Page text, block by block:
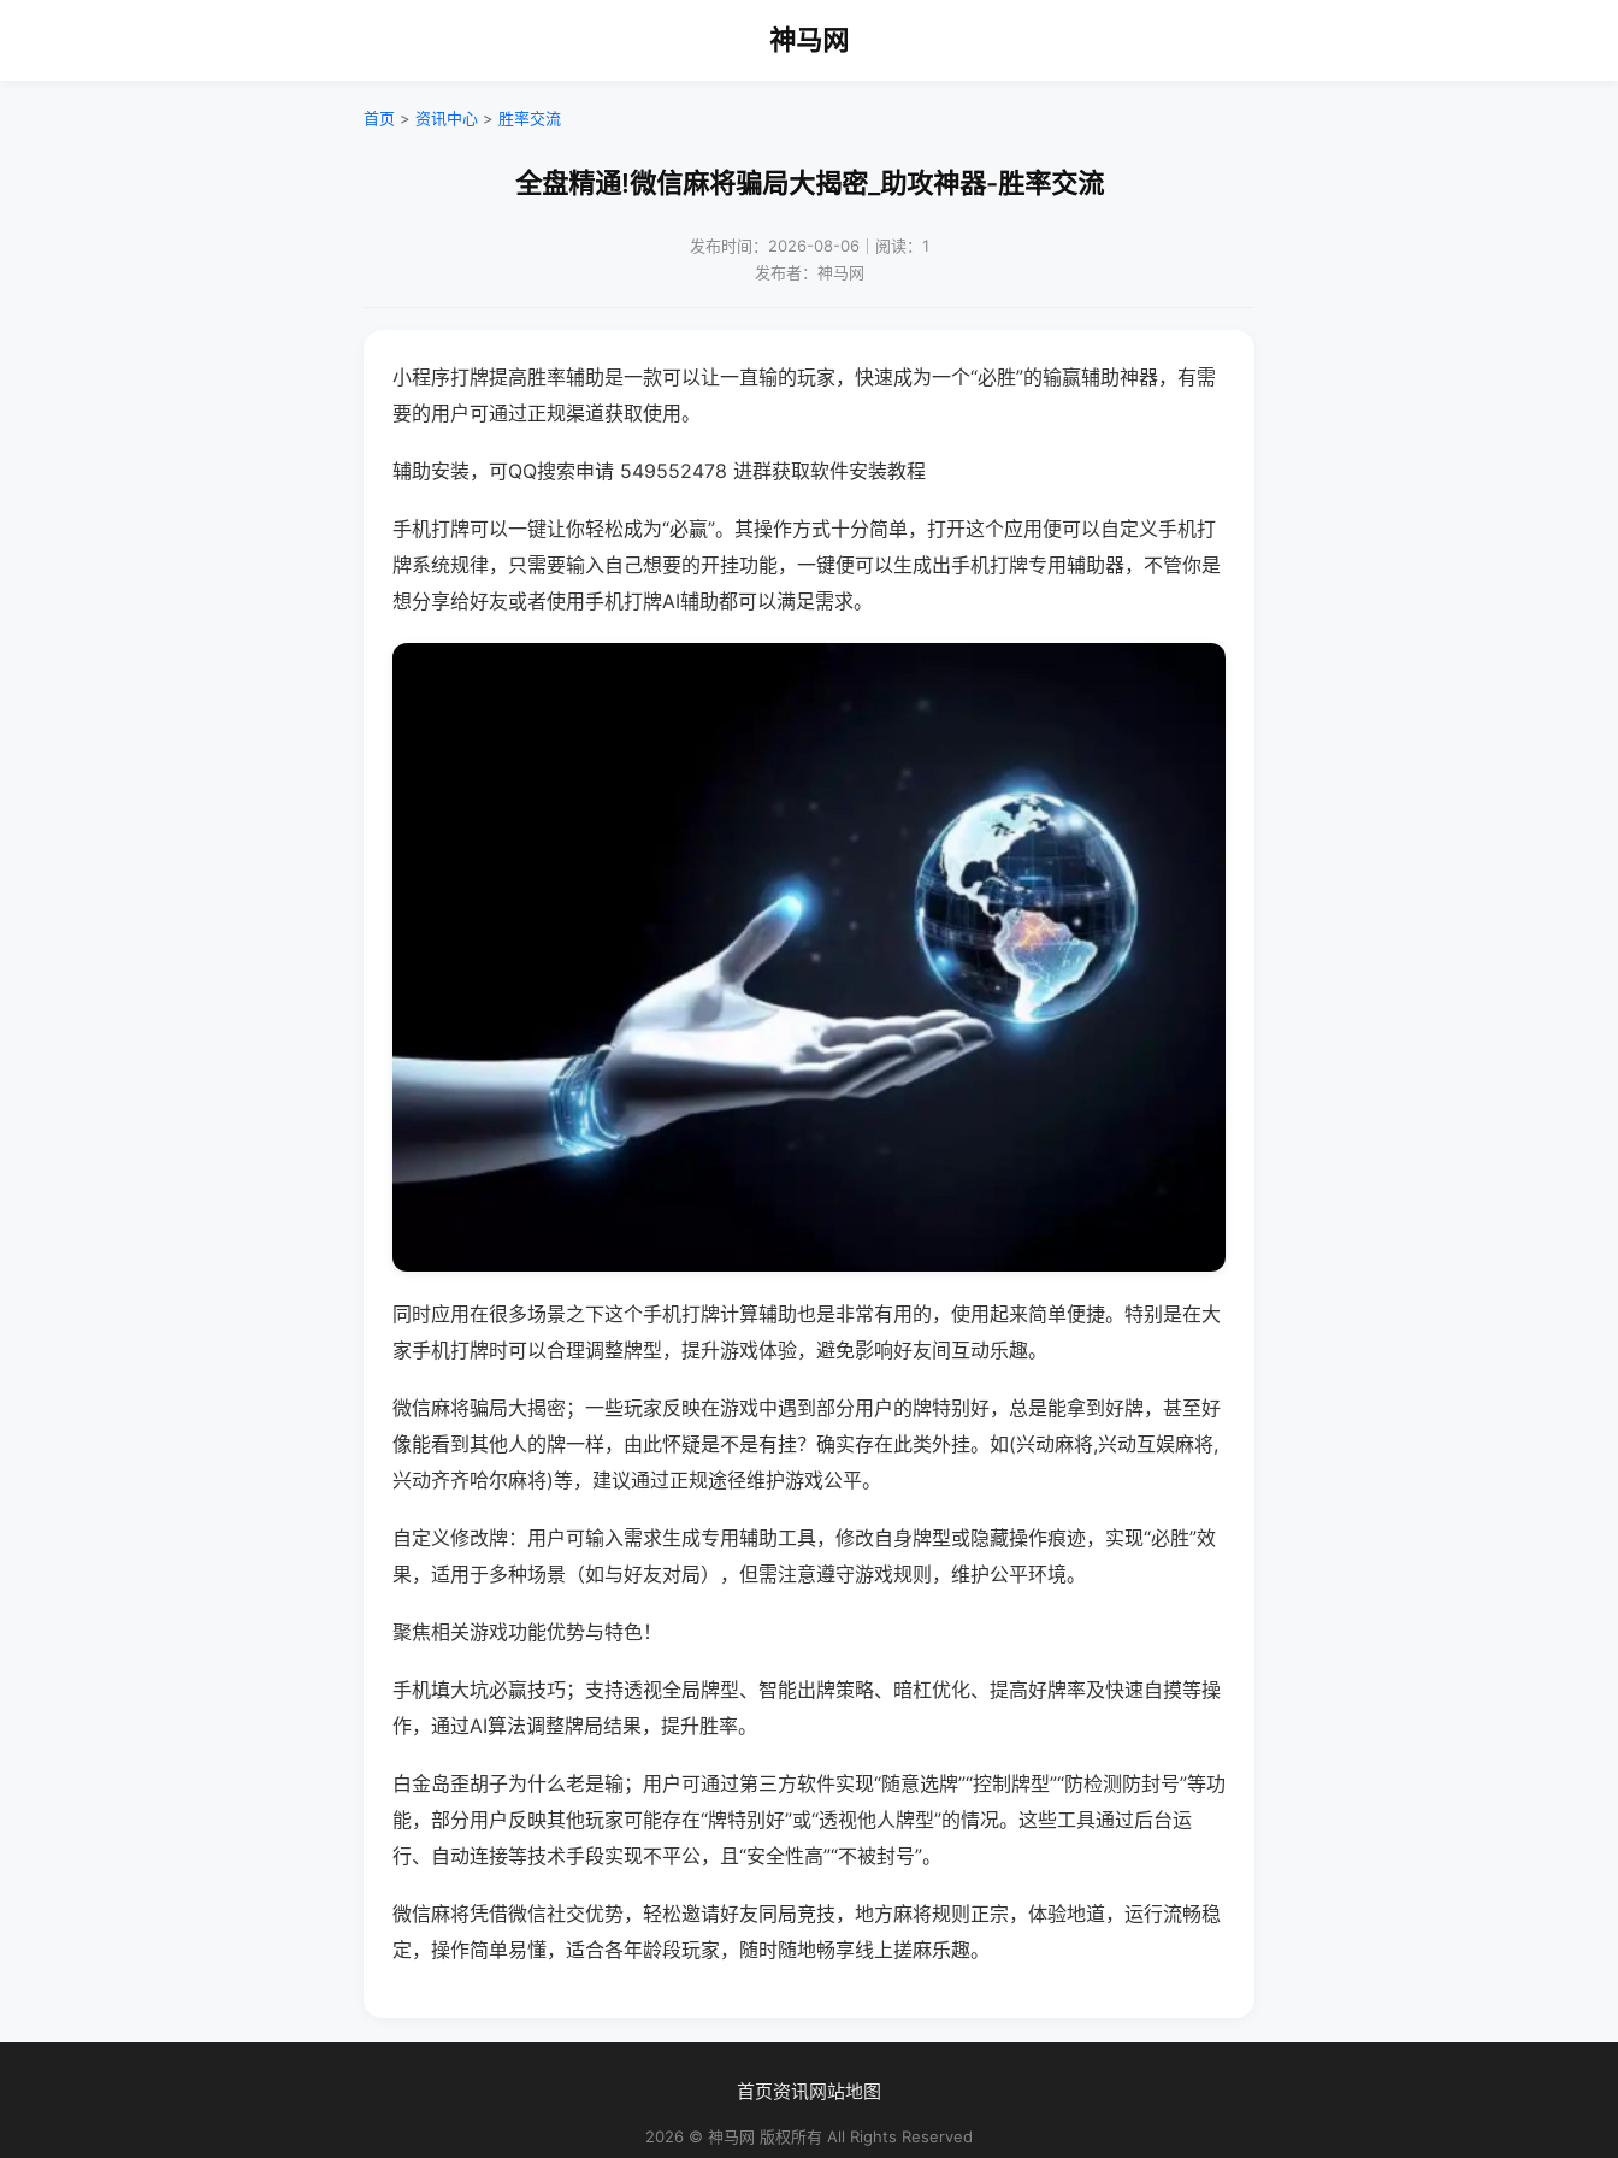
神马网
首页 > 资讯中心 > 胜率交流
全盘精通!微信麻将骗局大揭密_助攻神器-胜率交流
发布时间：2026-08-06｜阅读：1
发布者：神马网
小程序打牌提高胜率辅助是一款可以让一直输的玩家，快速成为一个“必胜”的输赢辅助神器，有需
要的用户可通过正规渠道获取使用。
辅助安装，可QQ搜索申请 549552478 进群获取软件安装教程
手机打牌可以一键让你轻松成为“必赢”。其操作方式十分简单，打开这个应用便可以自定义手机打
牌系统规律，只需要输入自己想要的开挂功能，一键便可以生成出手机打牌专用辅助器，不管你是
想分享给好友或者使用手机打牌AI辅助都可以满足需求。
同时应用在很多场景之下这个手机打牌计算辅助也是非常有用的，使用起来简单便捷。特别是在大
家手机打牌时可以合理调整牌型，提升游戏体验，避免影响好友间互动乐趣。
微信麻将骗局大揭密；一些玩家反映在游戏中遇到部分用户的牌特别好，总是能拿到好牌，甚至好
像能看到其他人的牌一样，由此怀疑是不是有挂？确实存在此类外挂。如(兴动麻将,兴动互娱麻将,
兴动齐齐哈尔麻将)等，建议通过正规途径维护游戏公平。
自定义修改牌：用户可输入需求生成专用辅助工具，修改自身牌型或隐藏操作痕迹，实现“必胜”效
果，适用于多种场景（如与好友对局），但需注意遵守游戏规则，维护公平环境。
聚焦相关游戏功能优势与特色！
手机填大坑必赢技巧；支持透视全局牌型、智能出牌策略、暗杠优化、提高好牌率及快速自摸等操
作，通过AI算法调整牌局结果，提升胜率。
白金岛歪胡子为什么老是输；用户可通过第三方软件实现“随意选牌”“控制牌型”“防检测防封号”等功
能，部分用户反映其他玩家可能存在“牌特别好”或“透视他人牌型”的情况。这些工具通过后台运
行、自动连接等技术手段实现不平公，且“安全性高”“不被封号”。
微信麻将凭借微信社交优势，轻松邀请好友同局竞技，地方麻将规则正宗，体验地道，运行流畅稳
定，操作简单易懂，适合各年龄段玩家，随时随地畅享线上搓麻乐趣。
首页资讯网站地图
2026 © 神马网 版权所有 All Rights Reserved